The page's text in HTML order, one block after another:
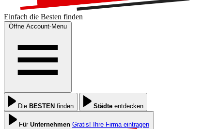
Einfach die Besten finden
Öffne Account-Menu
Die BESTEN finden Städte entdecken
Für Unternehmen Gratis! Ihre Firma eintragen